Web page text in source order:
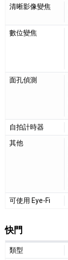
清晰影像變焦
數位變焦
面孔偵測
自拍計時器
其他
可使用 Eye-Fi
快門
快門細節敘述
類型